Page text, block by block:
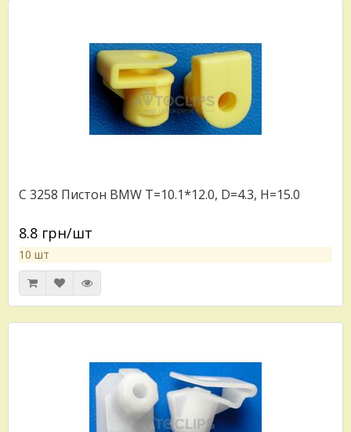
C 3258 Пистон BMW T=10.1*12.0, D=4.3, H=15.0
8.8 грн/шт
10 шт